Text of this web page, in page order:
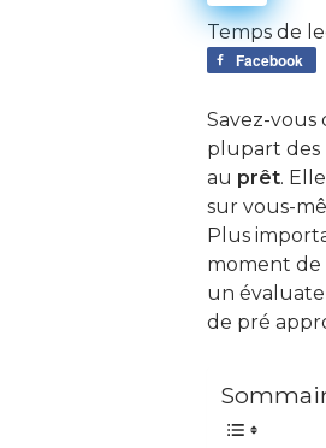
Temps de
Facebook
Savez-
plupart des
au prêt.
sur vous-
Plus
moment
un
de pré